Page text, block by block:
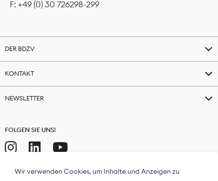
F: +49 (0) 30 726298-299
DER BDZV
KONTAKT
NEWSLETTER
FOLGEN SIE UNS!
Wir verwenden Cookies, um Inhalte und Anzeigen zu